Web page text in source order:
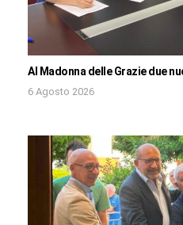
Al Madonna delle Grazie due
6 Agosto 2026